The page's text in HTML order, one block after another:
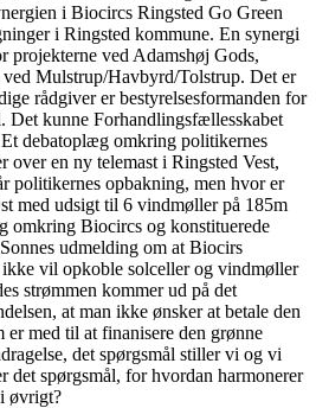
i Biocircs Ringsted Go Green
i Ringsted kommune. En synergi
projekterne ved Adamshøj Gods,
Mulstrup/Havbyrd/Tolstrup. Det er
rådgiver er bestyrelsesformanden for
Det kunne Forhandlingsfællesskabet
debatoplæg omkring politikernes
over en ny telemast i Ringsted Vest,
politikernes opbakning, men hvor er
med udsigt til 6 vindmøller på 185m
omkring Biocircs og konstituerede
udmelding om at Biocirs
vil opkoble solceller og vindmøller
strømmen kommer ud på det
at man ikke ønsker at betale den
med til at finanisere den grønne
det spørgsmål stiller vi og vi
det spørgsmål, for hvordan harmonerer
øvrigt?